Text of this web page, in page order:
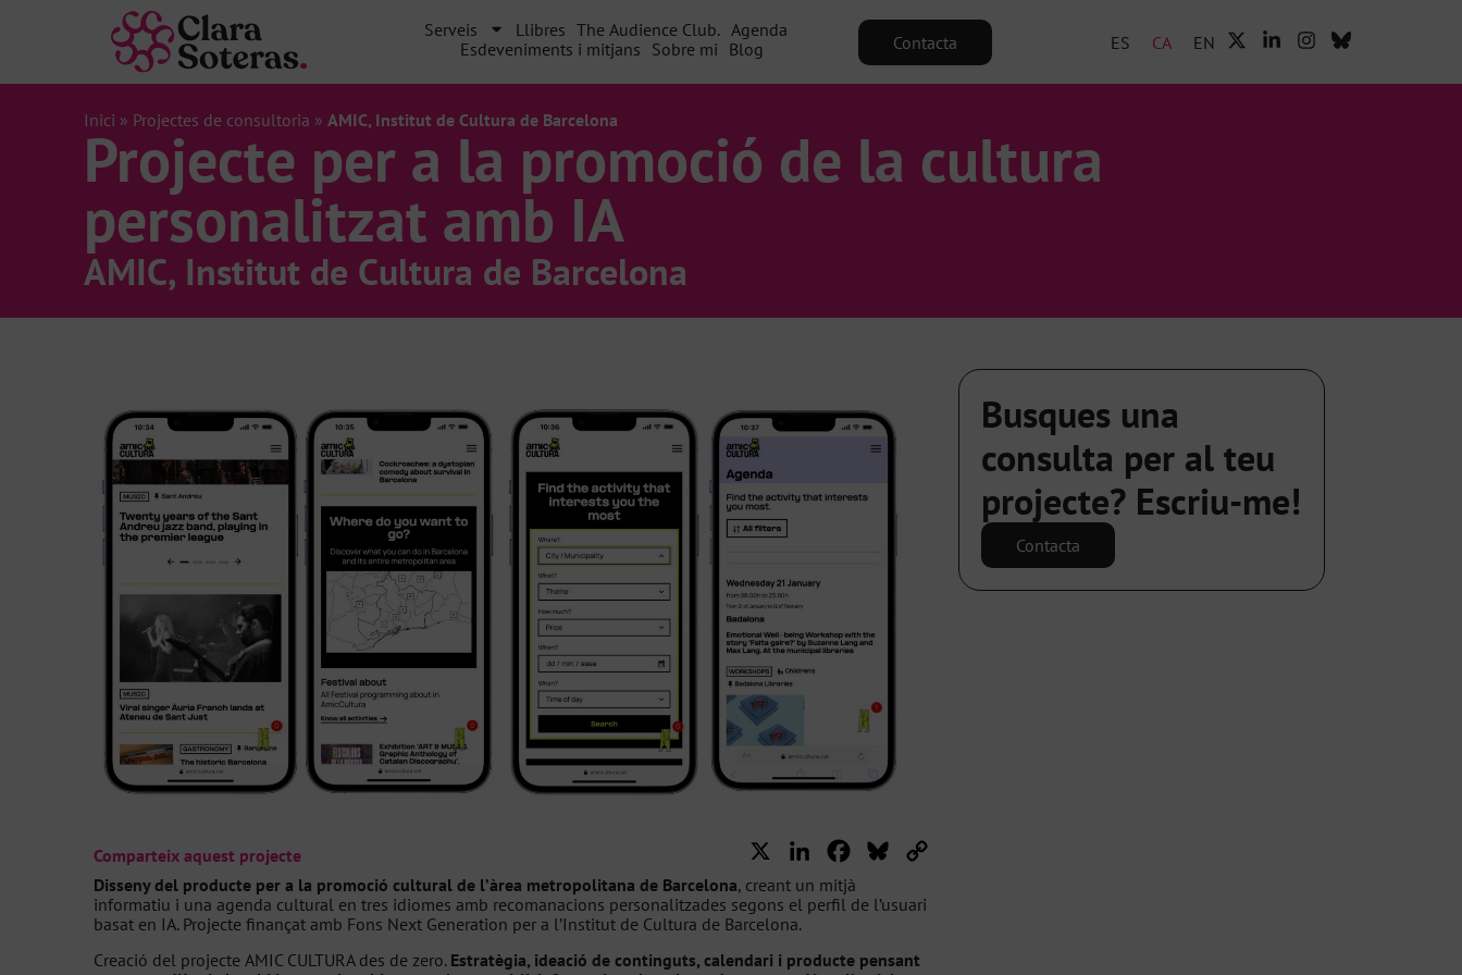
Serveis Llibres The Audience Club. Agenda
Esdeveniments i mitjans Sobre mi Blog Contacta ES CA EN
Inici » Projectes de consultoria »AMIC, Institut de Cultura de Barcelona
Projecte per a la promoció de la cultura
personalitzat amb IA
AMIC, Institut de Cultura de Barcelona
Comparteix aquest projecte LinkedInFacebook
Bluesky
Disseny del producte per a la promoció cultural de l’àrea metropolitana de Barcelona, creant un mitjà
informatiu i una agenda cultural en tres idiomes amb recomanacions personalitzades segons el perfil de l’usuari
basat en IA. Projecte finançat amb Fons Next Generation per a l’Institut de Cultura de Barcelona.
Creació del projecte AMIC CULTURA des de zero. Estratègia, ideació de continguts, calendari i producte pensant
Busques una
consulta per al teu
projecte? Escriu-me!
Contacta